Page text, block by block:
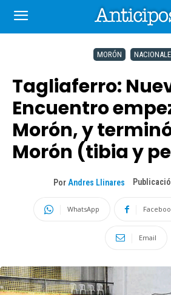
MORÓN
Tagliaferro:
Encuentro
Morón, y
Morón (tibia y
Por Andres Llinares
WhatsApp
Email